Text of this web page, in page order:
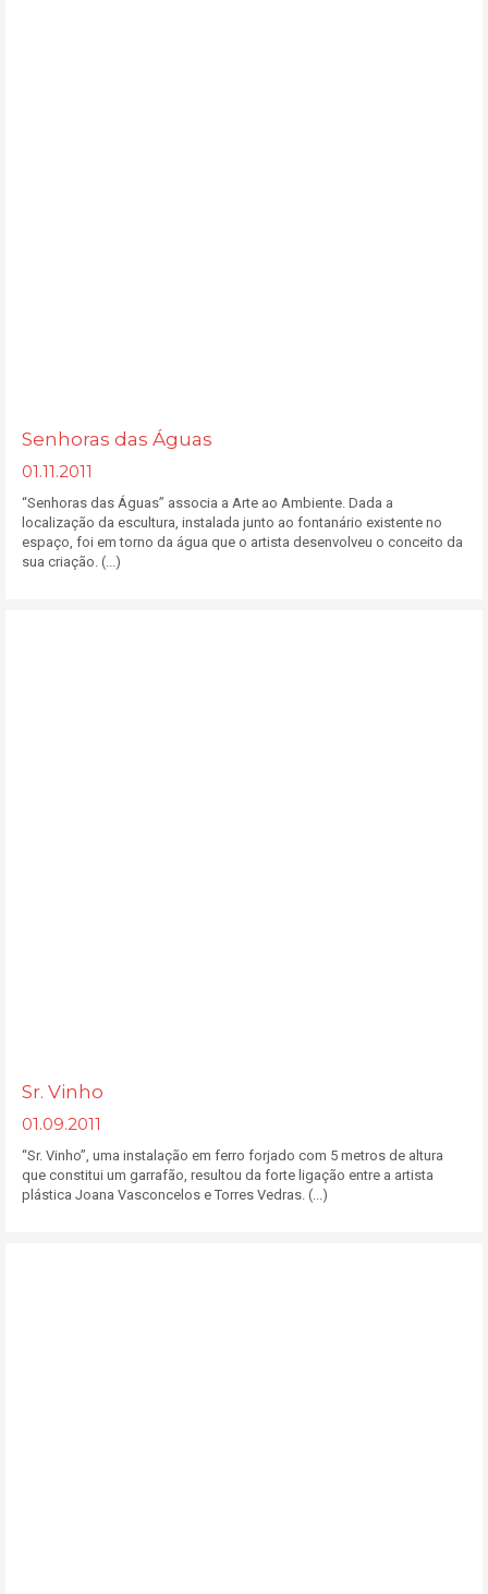
Senhoras das Águas
01.11.2011
“Senhoras das Águas” associa a Arte ao Ambiente. Dada a
localização da escultura, instalada junto ao fontanário existente no
espaço, foi em torno da água que o artista desenvolveu o conceito da
sua criação. (...)
Sr. Vinho
01.09.2011
“Sr. Vinho”, uma instalação em ferro forjado com 5 metros de altura
que constitui um garrafão, resultou da forte ligação entre a artista
plástica Joana Vasconcelos e Torres Vedras. (...)